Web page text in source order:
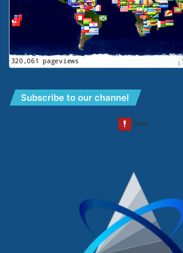
Subscribe to our channel